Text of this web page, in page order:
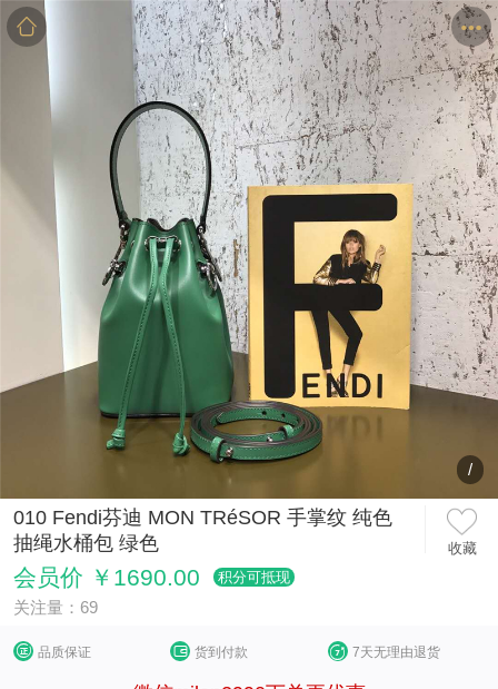
商品 详情 评价
/
010 Fendi芬迪 MON TRéSOR 手掌纹 纯色
抽绳水桶包 绿色
收藏
会员价 ￥1690.00 积分可抵现
关注量：69
品质保证 货到付款 7天无理由退货